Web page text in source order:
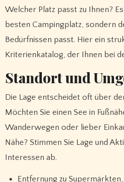
Welcher Platz passt zu Ihnen?
besten Campingplatz, sondern
Bedürfnissen passt. Hier ein
Kriterienkatalog, der Ihnen bei
Standort und
Die Lage entscheidet oft über
Möchten Sie einen See in
Wanderwegen oder lieber
Nähe? Stimmen Sie Lage und
Interessen ab.
Entfernung zu